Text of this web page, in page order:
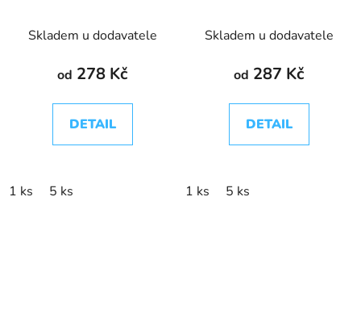
Skladem u dodavatele
od 278 Kč
DETAIL
1 ks 5 ks
Skladem u dodavatele
od 287 Kč
DETAIL
1 ks 5 ks